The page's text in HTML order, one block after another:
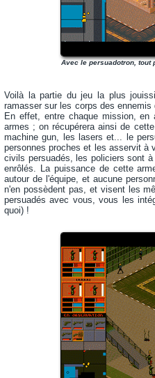
Avec le persuadotron, tout
Voilà la partie du jeu la plus
ramasser sur les corps des
En effet, entre chaque mission, en
armes ; on récupérera ainsi de
machine gun, les lasers et... le
personnes proches et les asservit à
civils persuadés, les policiers sont
enrôlés. La puissance de cette
autour de l'équipe, et aucune
n'en possèdent pas, et visent les
persuadés avec vous, vous les
quoi) !